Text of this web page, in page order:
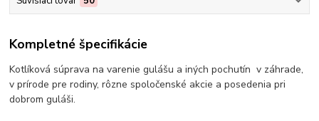
Kompletné špecifikácie
Kotlíková súprava na varenie gulášu a iných pochutín v záhrade,
v prírode pre rodiny, rôzne spoločenské akcie a posedenia pri
dobrom guláši.